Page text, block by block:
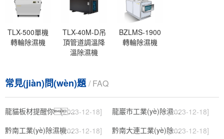
TLX-500單機
轉輪除濕機
TLX-40M-D吊
頂管道調溫降
溫除濕機
BZLMS-1900
轉輪除濕機
常見(jiàn)問(wèn)題/ FAQ
龍貓板材提醒你，雨季裝修應特別注意防潮
[2023-12-18] 龍巖市工業(yè)除濕機價(jià)格
[2023-12-18]
黔南工業(yè)除濕機公司
[2023-12-18] 黔南大連工業(yè)除濕機
[2023-12-18]